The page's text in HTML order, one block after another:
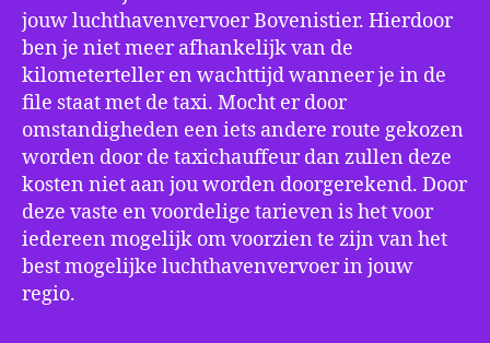
jouw luchthavenvervoer Bovenistier. Hierdoor
ben je niet meer afhankelijk van de
kilometerteller en wachttijd wanneer je in de
file staat met de taxi. Mocht er door
omstandigheden een iets andere route gekozen
worden door de taxichauffeur dan zullen deze
kosten niet aan jou worden doorgerekend. Door
deze vaste en voordelige tarieven is het voor
iedereen mogelijk om voorzien te zijn van het
best mogelijke luchthavenvervoer in jouw
regio.